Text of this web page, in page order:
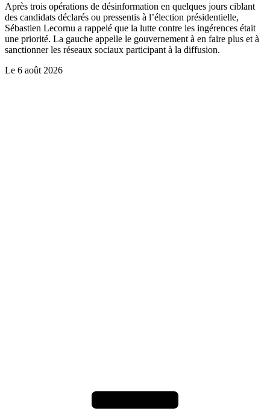
Après trois opérations de désinformation en quelques jours ciblant
des candidats déclarés ou pressentis à l’élection présidentielle,
Sébastien Lecornu a rappelé que la lutte contre les ingérences était
une priorité. La gauche appelle le gouvernement à en faire plus et à
sanctionner les réseaux sociaux participant à la diffusion.
Le 6 août 2026